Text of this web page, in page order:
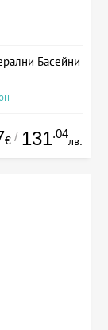
Басейни
€ / 131.04
лв.